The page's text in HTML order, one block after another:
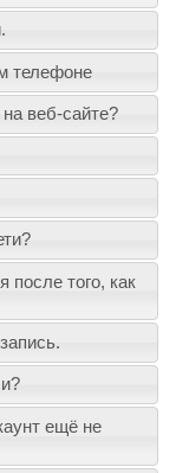
телефоне
веб-сайте?
после того, как
ещё не